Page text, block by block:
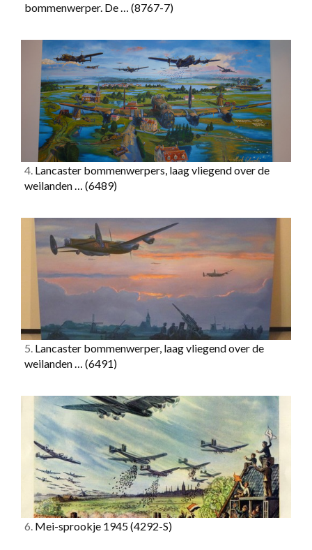
bommenwerper. De … (8767-7)
4. Lancaster bommenwerpers, laag vliegend over de
weilanden … (6489)
5. Lancaster bommenwerper, laag vliegend over de
weilanden … (6491)
6. Mei-sprookje 1945(4292-S)